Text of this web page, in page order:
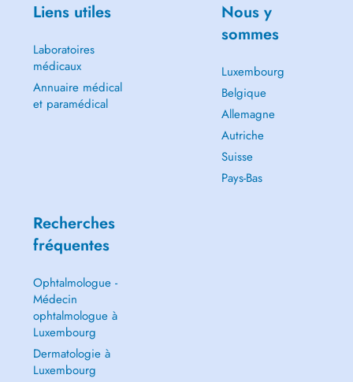
Liens utiles
Laboratoires
médicaux
Annuaire médical
et paramédical
Nous y
sommes
Luxembourg
Belgique
Allemagne
Autriche
Suisse
Pays-Bas
Recherches
fréquentes
Ophtalmologue -
Médecin
ophtalmologue à
Luxembourg
Dermatologie à
Luxembourg